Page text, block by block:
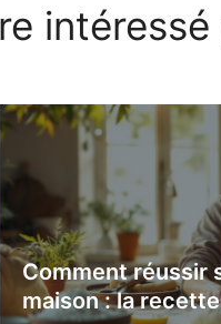
intéressé
Comment réussir
maison : la